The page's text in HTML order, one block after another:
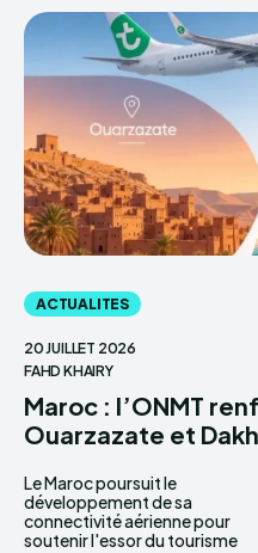
ACTUALITES
20 JUILLET 2026
FAHD KHAIRY
Maroc : l’ONMT
Ouarzazate et
Le Maroc poursuit le
développement de sa
connectivité aérienne pour
soutenir l'essor du tourisme
régional. L'Office National
Marocain du Tourisme (ONMT)